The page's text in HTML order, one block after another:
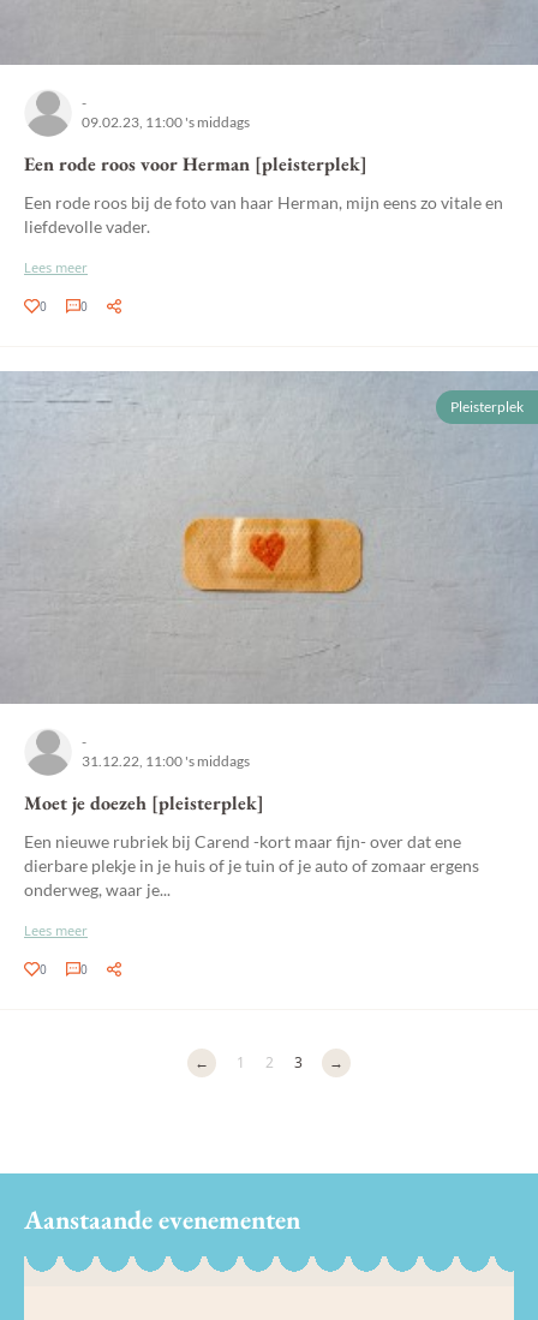
-
09.02.23, 11:00 's middags
Een rode roos voor Herman [pleisterplek]
Een rode roos bij de foto van haar Herman, mijn eens zo vitale en
liefdevolle vader.
Lees meer
0 0
Pleisterplek
-
31.12.22, 11:00 's middags
Moet je doezeh [pleisterplek]
Een nieuwe rubriek bij Carend -kort maar fijn- over dat ene
dierbare plekje in je huis of je tuin of je auto of zomaar ergens
onderweg, waar je...
Lees meer
0 0
← 1 2 3 →
Aanstaande evenementen